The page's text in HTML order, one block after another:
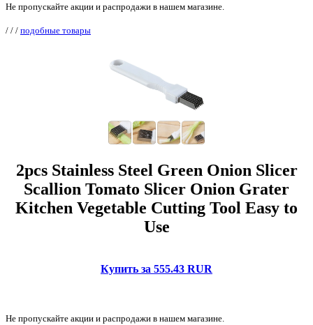
Не пропускайте акции и распродажи в нашем магазине.
/ / / подобные товары
2pcs Stainless Steel Green Onion Slicer
Scallion Tomato Slicer Onion Grater
Kitchen Vegetable Cutting Tool Easy to
Use
Купить за 555.43 RUR
Не пропускайте акции и распродажи в нашем магазине.